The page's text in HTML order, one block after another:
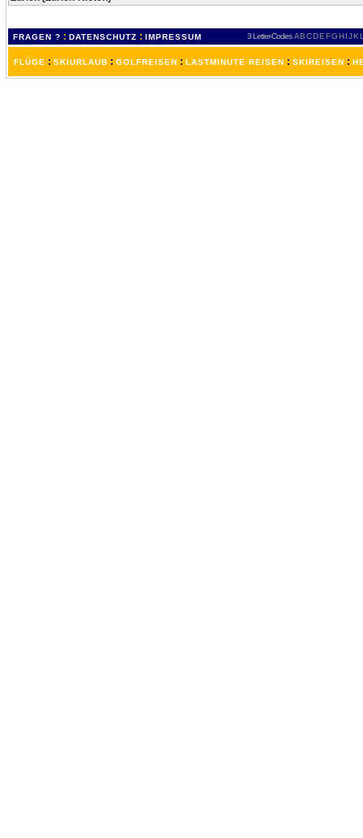
FRAGEN ? : DATENSCHUTZ : IMPRESSUM 3 Letter-Codes ABCDEFGH IJKL
FLÜGE : SKIURLAUB : GOLFREISEN : LASTMINUTE REISEN : SKIREISEN :